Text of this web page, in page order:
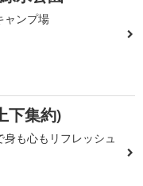
ャンプ場
下集約)
も心もリフレッシュ